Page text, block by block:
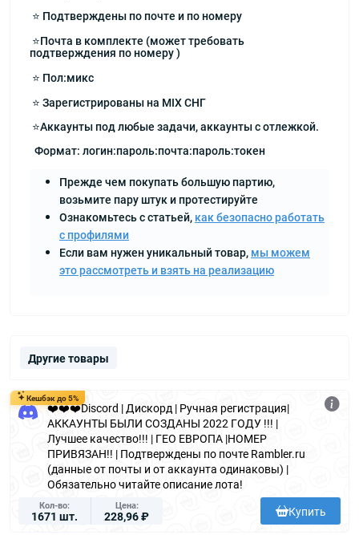
⭐️ Подтверждены по почте и по номеру
⭐️Почта в комплекте (может требовать
подтверждения по номеру )
⭐️ Пол:микс
⭐️ Зарегистрированы на MIX СНГ
⭐️Аккаунты под любые задачи, аккаунты с отлежкой.
Формат: логин:пароль:почта:пароль:токен
Прежде чем покупать большую партию,
возьмите пару штук и протестируйте
Ознакомьтесь с статьей, как безопасно работать
с профилями
Если вам нужен уникальный товар, мы можем
это рассмотреть и взять на реализацию
Другие товары
Кешбэк до 5%
❤️❤️❤️Discord | Дискорд | Ручная регистрация|
АККАУНТЫ БЫЛИ СОЗДАНЫ 2022 ГОДУ !!! |
Лучшее качество!!! | ГЕО ЕВРОПА |НОМЕР
ПРИВЯЗАН!! | Подтверждены по почте Rambler.ru
(данные от почты и от аккаунта одинаковы) |
Обязательно читайте описание лота!
Кол-во
1671 шт.
Цена
228,96 ₽ Купить